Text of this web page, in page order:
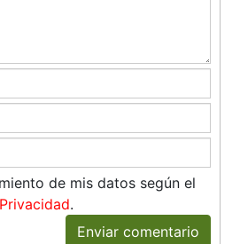
de mis datos según el
.
Enviar comentario